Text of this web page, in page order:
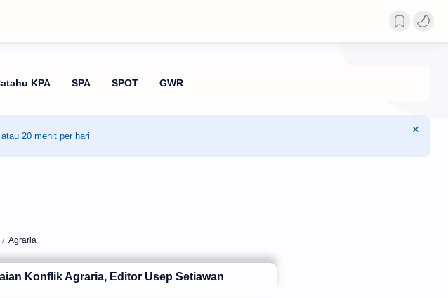
20 menit per hari
Agraria
Konflik Agraria, Editor Usep Setiawan